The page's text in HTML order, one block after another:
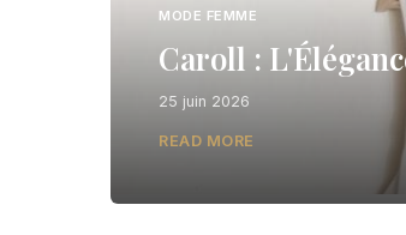
MODE FEMME
Caroll :
25 juin 2026
READ MORE